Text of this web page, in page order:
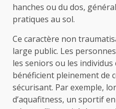
hanches ou du dos,
pratiques au sol.
Ce caractère non
large public. Les
les seniors ou les
bénéficient pleinement de
sécurisant. Par exemple,
d’aquafitness, un sportif